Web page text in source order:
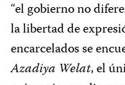
“el gobierno no
la libertad de
encarcelados se
Azadiya Welat, el